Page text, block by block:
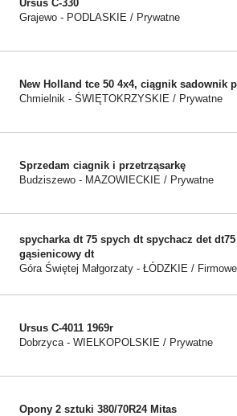
Ursus C-330
Grajewo - PODLASKIE / Prywatne
New Holland tce 50 4x4, ciągnik sadownik
Chmielnik - ŚWIĘTOKRZYSKIE / Prywatne
Sprzedam ciagnik i przetrząsarkę
Budziszewo - MAZOWIECKIE / Prywatne
spycharka dt 75 spych dt spychacz det
gąsienicowy dt
Góra Świętej Małgorzaty - ŁÓDZKIE / Firmowe
Ursus C-4011 1969r
Dobrzyca - WIELKOPOLSKIE / Prywatne
Opony 2 sztuki 380/70R24 Mitas